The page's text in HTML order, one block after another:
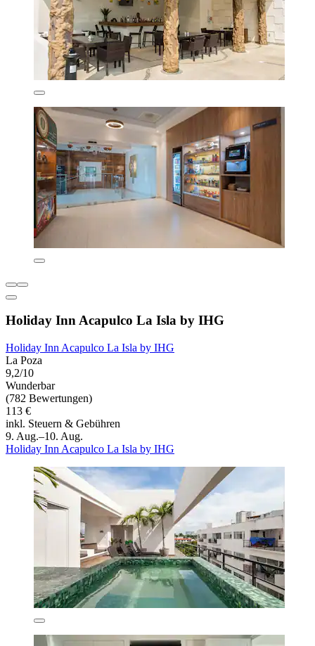
Holiday Inn Acapulco La Isla by IHG
Holiday Inn Acapulco La Isla by IHG
La Poza
9,2/10
Wunderbar
(782 Bewertungen)
113 €
inkl. Steuern & Gebühren
9. Aug.–10. Aug.
Holiday Inn Acapulco La Isla by IHG